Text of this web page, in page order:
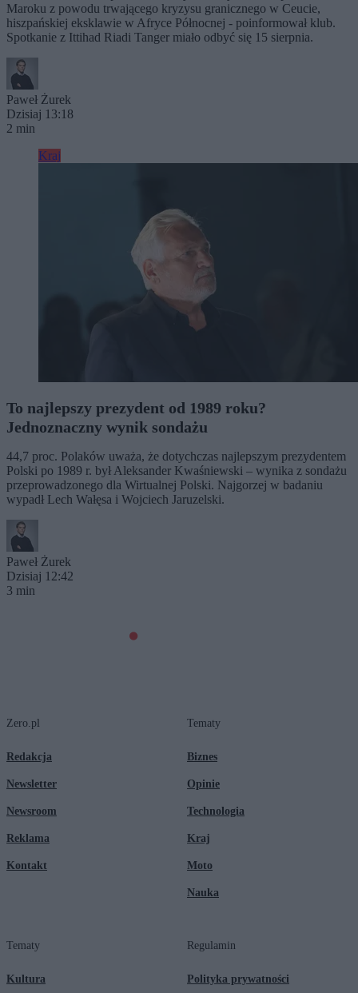
Maroku z powodu trwającego kryzysu granicznego w Ceucie,
hiszpańskiej eksklawie w Afryce Północnej - poinformował klub.
Spotkanie z Ittihad Riadi Tanger miało odbyć się 15 sierpnia.
Paweł Żurek
Dzisiaj 13:18
2 min
Kraj
To najlepszy prezydent od 1989 roku?
Jednoznaczny wynik sondażu
44,7 proc. Polaków uważa, że dotychczas najlepszym prezydentem
Polski po 1989 r. był Aleksander Kwaśniewski – wynika z sondażu
przeprowadzonego dla Wirtualnej Polski. Najgorzej w badaniu
wypadł Lech Wałęsa i Wojciech Jaruzelski.
Paweł Żurek
Dzisiaj 12:42
3 min
Zero.pl
Redakcja
Newsletter
Newsroom
Reklama
Kontakt
Tematy
Biznes
Opinie
Technologia
Kraj
Moto
Nauka
Tematy
Kultura
Regulamin
Polityka prywatności